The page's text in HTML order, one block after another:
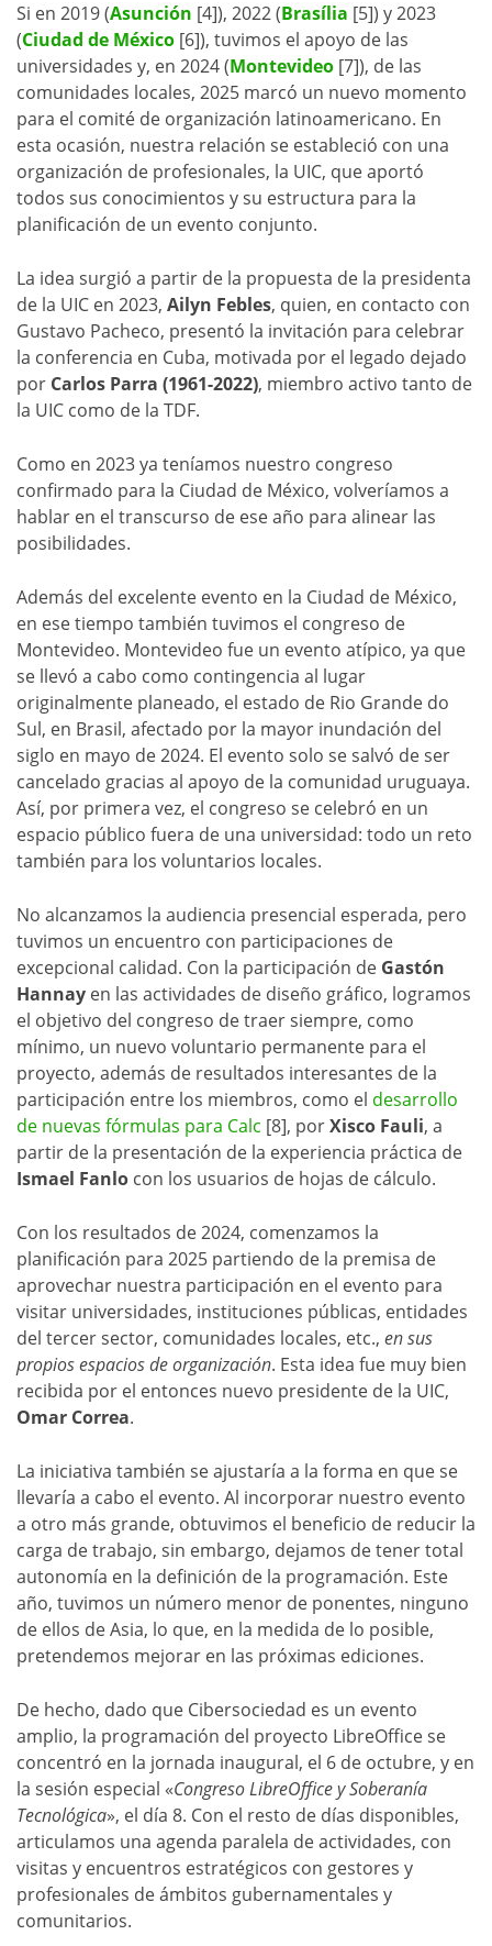
Si en 2019 (Asunción [4]), 2022 (Brasília [5]) y 2023
(Ciudad de México [6]), tuvimos el apoyo de las
universidades y, en 2024 (Montevideo [7]), de las
comunidades locales, 2025 marcó un nuevo momento
para el comité de organización latinoamericano. En
esta ocasión, nuestra relación se estableció con una
organización de profesionales, la UIC, que aportó
todos sus conocimientos y su estructura para la
planificación de un evento conjunto.
La idea surgió a partir de la propuesta de la presidenta
de la UIC en 2023, Ailyn Febles, quien, en contacto con
Gustavo Pacheco, presentó la invitación para celebrar
la conferencia en Cuba, motivada por el legado dejado
por Carlos Parra (1961-2022), miembro activo tanto de
la UIC como de la TDF.
Como en 2023 ya teníamos nuestro congreso
confirmado para la Ciudad de México, volveríamos a
hablar en el transcurso de ese año para alinear las
posibilidades.
Además del excelente evento en la Ciudad de México,
en ese tiempo también tuvimos el congreso de
Montevideo. Montevideo fue un evento atípico, ya que
se llevó a cabo como contingencia al lugar
originalmente planeado, el estado de Rio Grande do
Sul, en Brasil, afectado por la mayor inundación del
siglo en mayo de 2024. El evento solo se salvó de ser
cancelado gracias al apoyo de la comunidad uruguaya.
Así, por primera vez, el congreso se celebró en un
espacio público fuera de una universidad: todo un reto
también para los voluntarios locales.
No alcanzamos la audiencia presencial esperada, pero
tuvimos un encuentro con participaciones de
excepcional calidad. Con la participación de Gastón
Hannay en las actividades de diseño gráfico, logramos
el objetivo del congreso de traer siempre, como
mínimo, un nuevo voluntario permanente para el
proyecto, además de resultados interesantes de la
participación entre los miembros, como el desarrollo
de nuevas fórmulas para Calc [8], porXisco Fauli, a
partir de la presentación de la experiencia práctica de
Ismael Fanlo con los usuarios de hojas de cálculo.
Con los resultados de 2024, comenzamos la
planificación para 2025 partiendo de la premisa de
aprovechar nuestra participación en el evento para
visitar universidades, instituciones públicas, entidades
del tercer sector, comunidades locales, etc., en sus
propios espacios de organización. Esta idea fue muy bien
recibida por el entonces nuevo presidente de la UIC,
Omar Correa.
La iniciativa también se ajustaría a la forma en que se
llevaría a cabo el evento. Al incorporar nuestro evento
a otro más grande, obtuvimos el beneficio de reducir la
carga de trabajo, sin embargo, dejamos de tener total
autonomía en la definición de la programación. Este
año, tuvimos un número menor de ponentes, ninguno
de ellos de Asia, lo que, en la medida de lo posible,
pretendemos mejorar en las próximas ediciones.
De hecho, dado que Cibersociedad es un evento
amplio, la programación del proyecto LibreOffice se
concentró en la jornada inaugural, el 6 de octubre, y en
la sesión especial «Congreso LibreOffice y Soberanía
Tecnológica», el día 8. Con el resto de días disponibles,
articulamos una agenda paralela de actividades, con
visitas y encuentros estratégicos con gestores y
profesionales de ámbitos gubernamentales y
comunitarios.